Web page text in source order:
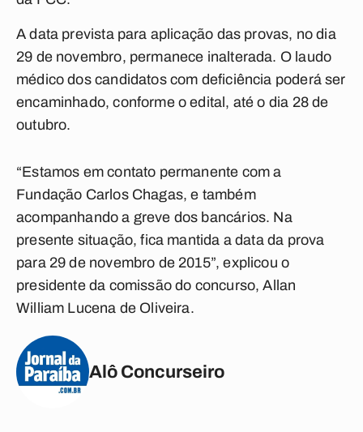
A data prevista para aplicação das provas, no dia
29 de novembro, permanece inalterada. O laudo
médico dos candidatos com deficiência poderá ser
encaminhado, conforme o edital, até o dia 28 de
outubro.
“Estamos em contato permanente com a
Fundação Carlos Chagas, e também
acompanhando a greve dos bancários. Na
presente situação, fica mantida a data da prova
para 29 de novembro de 2015”, explicou o
presidente da comissão do concurso, Allan
William Lucena de Oliveira.
Alô Concurseiro